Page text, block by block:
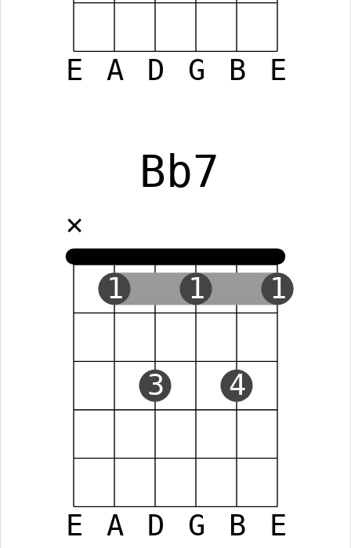
E A D G B E
Bb7
E A D G B E
✕
1
3
1
4
1